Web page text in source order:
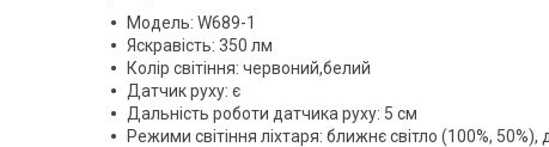
Модель: W689-1
Яскравість: 350 лм
Колір світіння: червоний,белий
Датчик руху: є
Дальність роботи датчика руху: 5 см
Режими світіння ліхтаря: ближнє світло (100%,